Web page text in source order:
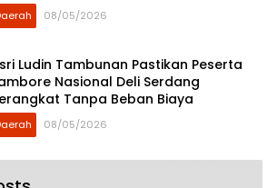
08/05/2026
Ludin Tambunan Pastikan Peserta
Nasional Deli Serdang
Tanpa Beban Biaya
08/05/2026